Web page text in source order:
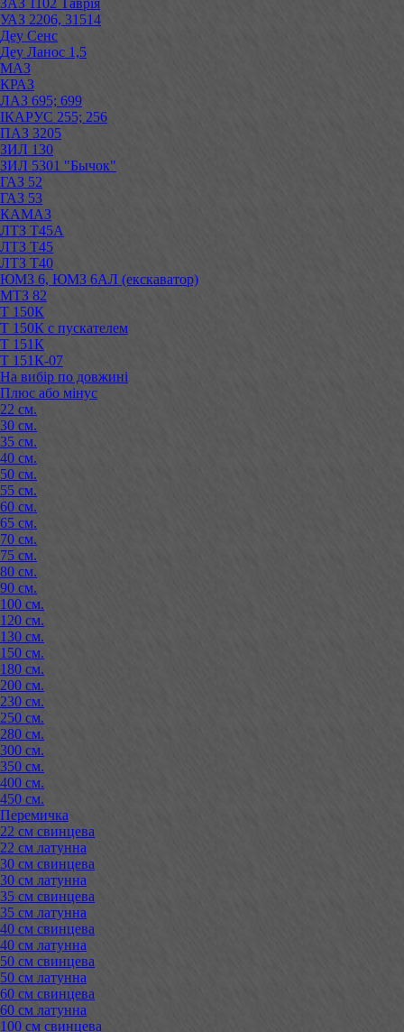
УАЗ 2206, 31514
Деу Сенс
Деу Ланос 1,5
МАЗ
КРАЗ
ЛАЗ 695; 699
ІКАРУС 255; 256
ПАЗ 3205
ЗИЛ 130
ЗИЛ 5301 "Бычок"
ГАЗ 52
ГАЗ 53
КАМАЗ
ЛТЗ Т45А
ЛТЗ Т45
ЛТЗ Т40
ЮМЗ 6, ЮМЗ 6АЛ (екскаватор)
МТЗ 82
Т 150К
Т 150К с пускателем
Т 151К
Т 151К-07
На вибір по довжині
Плюс або мінус
22 см.
30 см.
35 см.
40 см.
50 см.
55 см.
60 см.
65 см.
70 см.
75 см.
80 см.
90 см.
100 см.
120 см.
130 см.
150 см.
180 см.
200 см.
230 см.
250 см.
280 см.
300 см.
350 см.
400 см.
450 см.
Перемичка
22 см свинцева
22 см латунна
30 см свинцева
30 см латунна
35 см свинцева
35 см латунна
40 см свинцева
40 см латунна
50 см свинцева
50 см латунна
60 см свинцева
60 см латунна
100 см свинцева